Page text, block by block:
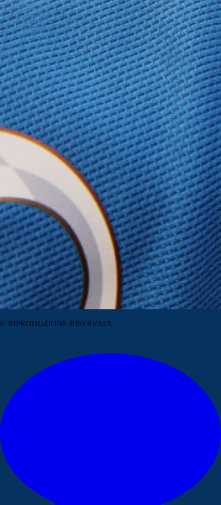
© RIPRODUZIONE RISERVATA